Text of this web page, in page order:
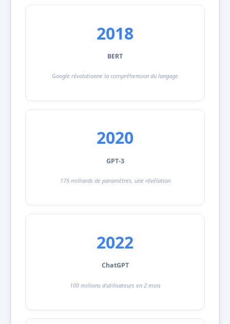
2018
BERT
Google révolutionne la compréhension du langage
2020
GPT-3
175 milliards de paramètres, une révélation
2022
ChatGPT
100 millions d’utilisateurs en 2 mois